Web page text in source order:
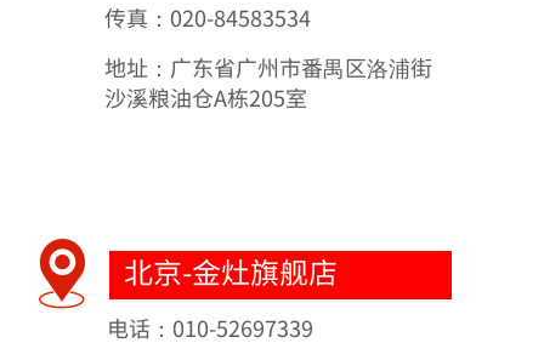
传真：020-84583534
地址： 广东省广州市番禺区洛浦街
沙溪粮油仓A栋205室
北京-金灶旗舰店
电话：010-52697339